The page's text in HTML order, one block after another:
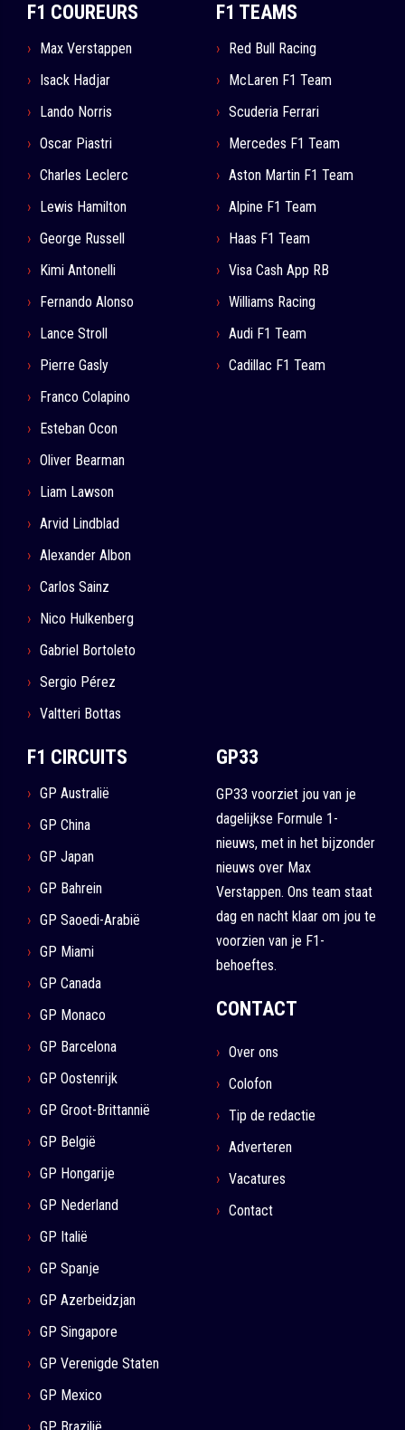
F1 COUREURS
Max Verstappen
Isack Hadjar
Lando Norris
Oscar Piastri
Charles Leclerc
Lewis Hamilton
George Russell
Kimi Antonelli
Fernando Alonso
Lance Stroll
Pierre Gasly
Franco Colapino
Esteban Ocon
Oliver Bearman
Liam Lawson
Arvid Lindblad
Alexander Albon
Carlos Sainz
Nico Hulkenberg
Gabriel Bortoleto
Sergio Pérez
Valtteri Bottas
F1 TEAMS
Red Bull Racing
McLaren F1 Team
Scuderia Ferrari
Mercedes F1 Team
Aston Martin F1 Team
Alpine F1 Team
Haas F1 Team
Visa Cash App RB
Williams Racing
Audi F1 Team
Cadillac F1 Team
F1 CIRCUITS
GP Australië
GP China
GP Japan
GP Bahrein
GP Saoedi-Arabië
GP Miami
GP Canada
GP Monaco
GP Barcelona
GP Oostenrijk
GP Groot-Brittannië
GP België
GP Hongarije
GP Nederland
GP Italië
GP Spanje
GP Azerbeidzjan
GP Singapore
GP Verenigde Staten
GP Mexico
GP33
GP33 voorziet jou van je
dagelijkse Formule 1-
nieuws, met in het bijzonder
nieuws over Max
Verstappen. Ons team staat
dag en nacht klaar om jou te
voorzien van je F1-
behoeftes.
CONTACT
Over ons
Colofon
Tip de redactie
Adverteren
Vacatures
Contact